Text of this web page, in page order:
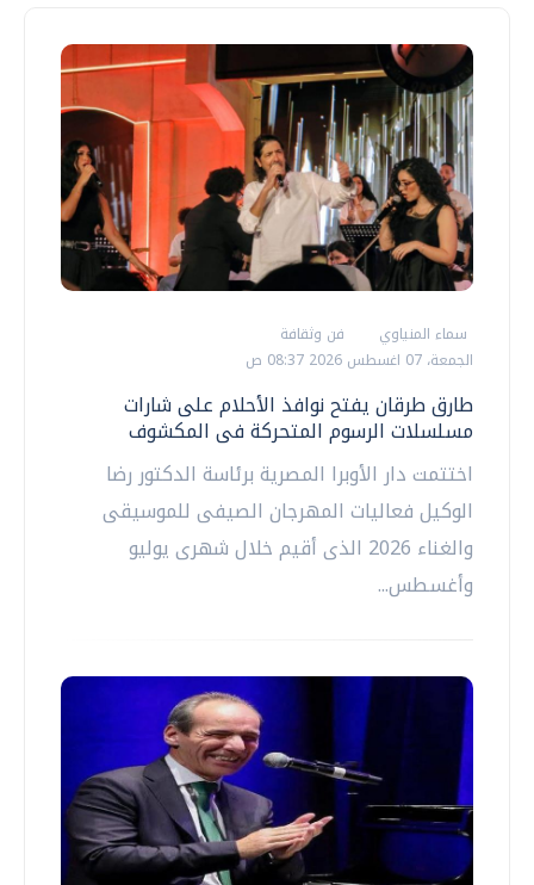
سماء المنياوي
فن وثقافة
الجمعة، 07 اغسطس 2026 08:37 ص
طارق طرقان يفتح نوافذ الأحلام على شارات
مسلسلات الرسوم المتحركة فى المكشوف
اختتمت دار الأوبرا المصرية برئاسة الدكتور رضا
الوكيل فعاليات المهرجان الصيفى للموسيقى
والغناء 2026 الذى أقيم خلال شهرى يوليو
وأغسطس...